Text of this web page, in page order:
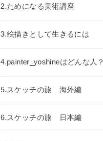
2.ためになる美術講座
3.絵描きとして生きるには
4.painter_yoshineはどんな人？
5.スケッチの旅 海外編
6.スケッチの旅 日本編